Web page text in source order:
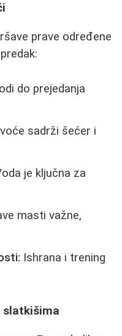
prave određene
do prejedanja
sadrži šećer i
je ključna za
masti važne,
Ishrana i trening
slatkišima